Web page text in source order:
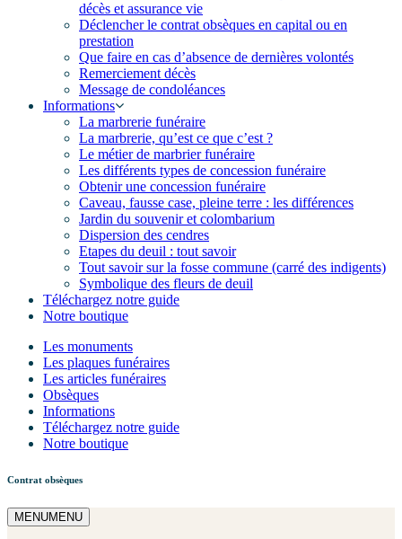
décès et assurance vie
Déclencher le contrat obsèques en capital ou en
prestation
Que faire en cas d’absence de dernières volontés
Remerciement décès
Message de condoléances
Informations
La marbrerie funéraire
La marbrerie, qu’est ce que c’est ?
Le métier de marbrier funéraire
Les différents types de concession funéraire
Obtenir une concession funéraire
Caveau, fausse case, pleine terre : les différences
Jardin du souvenir et colombarium
Dispersion des cendres
Etapes du deuil : tout savoir
Tout savoir sur la fosse commune (carré des indigents)
Symbolique des fleurs de deuil
Téléchargez notre guide
Notre boutique
Les monuments
Les plaques funéraires
Les articles funéraires
Obsèques
Informations
Téléchargez notre guide
Notre boutique
Contrat obsèques
MENUMENU